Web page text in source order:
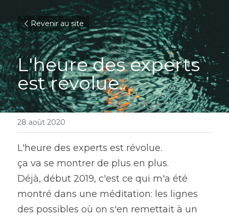
Revenir au site
L'heure des experts
est révolue.
28 août 2020
L'heure des experts est révolue.
ça va se montrer de plus en plus.
Déjà, début 2019, c'est ce qui m'a été
montré dans une méditation: les lignes
des possibles où on s'en remettait à un